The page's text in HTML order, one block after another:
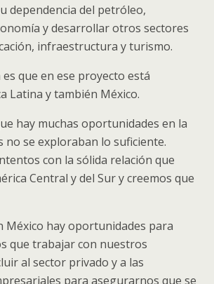
dependencia del petróleo,
y desarrollar otros sectores
infraestructura y turismo.
que en ese proyecto está
Latina y también México.
hay muchas oportunidades en la
no se exploraban lo suficiente.
con la sólida relación que
Central y del Sur y creemos que
México hay oportunidades para
que trabajar con nuestros
al sector privado y a las
para asegurarnos que se